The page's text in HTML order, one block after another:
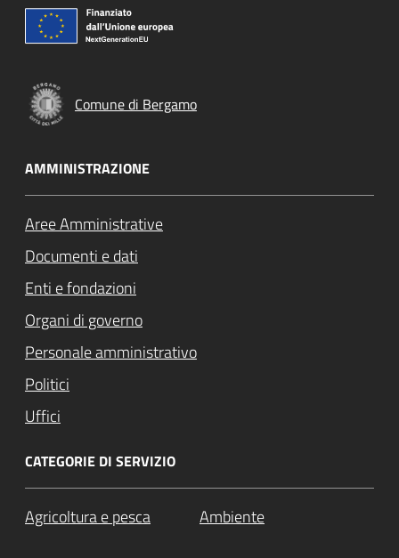
Comune di Bergamo
AMMINISTRAZIONE
Aree Amministrative
Documenti e dati
Enti e fondazioni
Organi di governo
Personale amministrativo
Politici
Uffici
CATEGORIE DI SERVIZIO
Agricoltura e pesca Ambiente